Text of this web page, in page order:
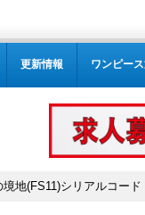
更新情報 ワンピー
地(FS11)シリアルコード